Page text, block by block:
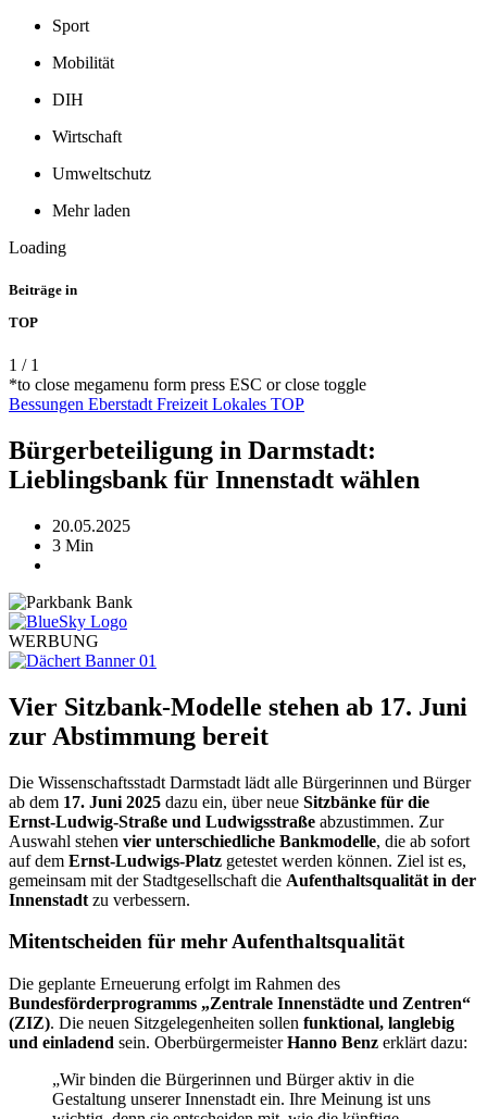
Sport
Mobilität
DIH
Wirtschaft
Umweltschutz
Mehr laden
Loading
Beiträge in
TOP
1 / 1
*to close megamenu form press ESC or close toggle
Bessungen Eberstadt Freizeit Lokales TOP
Bürgerbeteiligung in Darmstadt:
Lieblingsbank für Innenstadt wählen
20.05.2025
3 Min
WERBUNG
Vier Sitzbank-Modelle stehen ab 17. Juni
zur Abstimmung bereit
Die Wissenschaftsstadt Darmstadt lädt alle Bürgerinnen und Bürger
ab dem 17. Juni 2025 dazu ein, über neue Sitzbänke für die
Ernst-Ludwig-Straße und Ludwigsstraße abzustimmen. Zur
Auswahl stehen vier unterschiedliche Bankmodelle, die ab sofort
auf dem Ernst-Ludwigs-Platz getestet werden können. Ziel ist es,
gemeinsam mit der Stadtgesellschaft die Aufenthaltsqualität in der
Innenstadt zu verbessern.
Mitentscheiden für mehr Aufenthaltsqualität
Die geplante Erneuerung erfolgt im Rahmen des
Bundesförderprogramms „Zentrale Innenstädte und Zentren“
(ZIZ). Die neuen Sitzgelegenheiten sollen funktional, langlebig
und einladend sein. OberbürgermeisterHanno Benz erklärt dazu:
„Wir binden die Bürgerinnen und Bürger aktiv in die
Gestaltung unserer Innenstadt ein. Ihre Meinung ist uns